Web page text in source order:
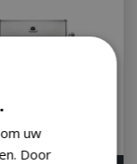
uw
Door